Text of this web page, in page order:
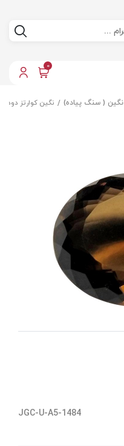
0
نگین ( سنگ پیاده) نگین کوارتز
JGC-U-A5-1484